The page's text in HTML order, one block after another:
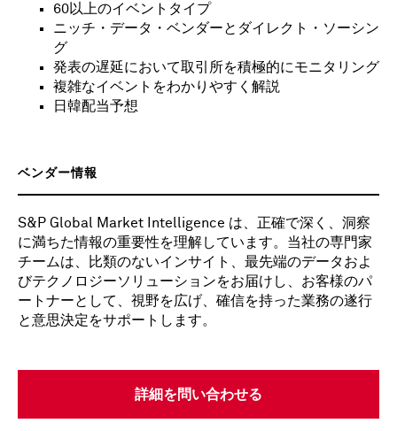
60以上のイベントタイプ
ニッチ・データ・ベンダーとダイレクト・ソーシン
グ
発表の遅延において取引所を積極的にモニタリング
複雑なイベントをわかりやすく解説
日韓配当予想
ベンダー情報
S&P Global Market Intelligence は、正確で深く、洞察
に満ちた情報の重要性を理解しています。当社の専門家
チームは、比類のないインサイト、最先端のデータおよ
びテクノロジーソリューションをお届けし、お客様のパ
ートナーとして、視野を広げ、確信を持った業務の遂行
と意思決定をサポートします。
詳細を問い合わせる